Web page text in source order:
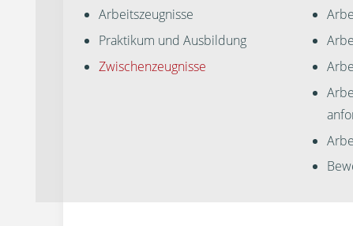
Arbeitszeugnisse
Praktikum und Ausbildung
Zwischenzeugnisse